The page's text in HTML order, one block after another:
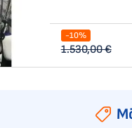
-10%
1.530,00 €